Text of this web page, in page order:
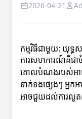
2026-04-21
កម្មវិធីជាមួយ: យុទ្
ការសហការណ៍គឺជា
គោលបំណងរបស់អាជី
ទាក់ទងផ្សេងៗ អ្ន
អាចជួយដល់ការលូ